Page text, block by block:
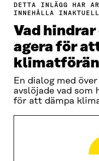
DETTA INLÄGG HAR
INNEHÅLLA
Vad
agera för
En dialog med
avslöjade vad som
för att dämpa